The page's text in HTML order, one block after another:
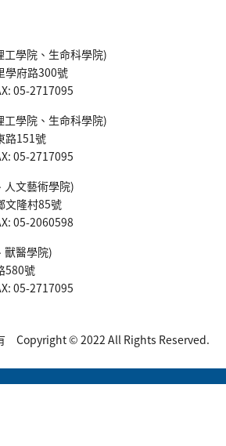
工學院、生命科學院)
學府路300號
05-2717095
工學院、生命科學院)
路151號
05-2717095
人文藝術學院)
文隆村85號
05-2060598
獸醫學院)
580號
05-2717095
Copyright © 2022 All Rights Reserved.